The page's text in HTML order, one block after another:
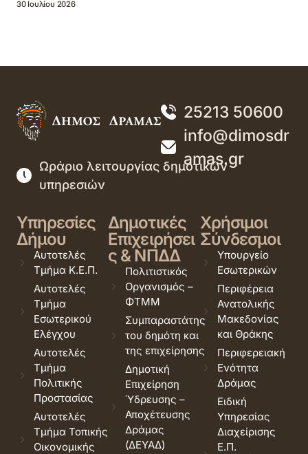
30 Ιουλίου 2026
25213 50600
info@dimosdr
amas.gr
Ωράριο λειτουργίας δημοτικών
υπηρεσιών
Υπηρεσίες
Δήμου
Αυτοτελές
Τμήμα Κ.Ε.Π.
Αυτοτελές
Τμήμα
Εσωτερικού
Ελέγχου
Αυτοτελές
Τμήμα
Πολιτικής
Προστασίας
Αυτοτελές
Τμήμα Τοπικής
Οικονομικής
Δημοτικές
Επιχειρήσει
ς & ΝΠΔΔ
Πολιτιστικός
Οργανισμός –
ΦΤΜΜ
Συμπαραστάτης
του δημότη και
της επιχείρησης
Δημοτική
Επιχείρηση
Ύδρευσης –
Αποχέτευσης
Δράμας
(ΔΕΥΑΔ)
Χρήσιμοι
Σύνδεσμοι
Υπουργείο
Εσωτερικών
Περιφέρεια
Ανατολικής
Μακεδονίας
και Θράκης
Περιφερειακή
Ενότητα
Δράμας
Ειδική
Υπηρεσίας
Διαχείρισης
Ε.Π.